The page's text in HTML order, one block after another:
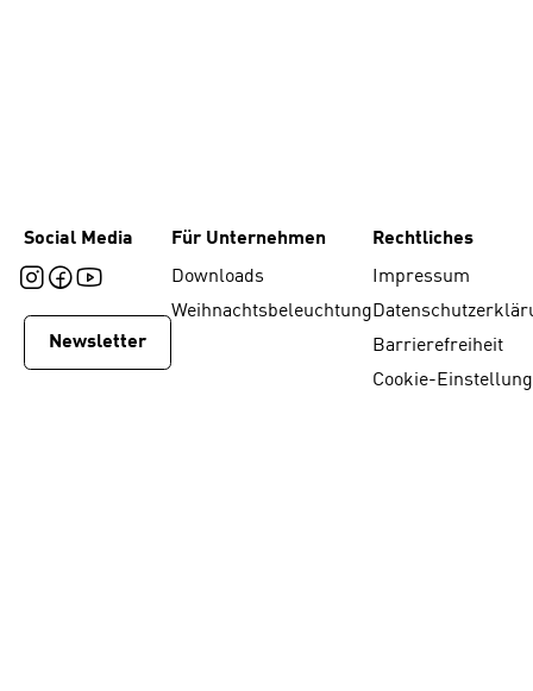
Social Media
Newsletter
Für Unternehmen
Downloads
Weihnachtsbeleuchtung
Rechtliches
Impressum
Barrierefreiheit
Cookie-